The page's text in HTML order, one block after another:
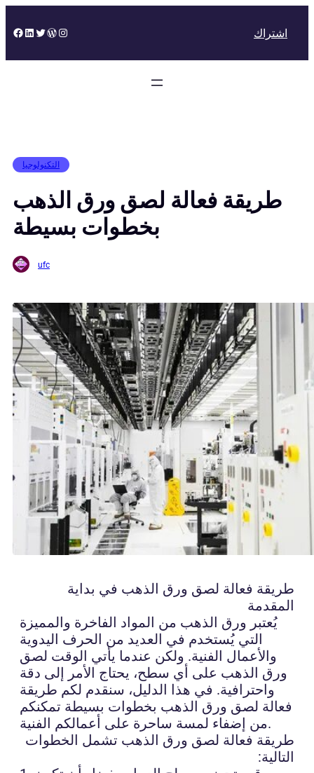
to
Facebook
LinkedIn
Twitter
WordPress
Instagram اشتراك
التكنولوجيا
طريقة فعالة لصق ورق الذهب
بخطوات بسيطة
ufc
طريقة فعالة لصق ورق الذهب في بداية
المقدمة
يُعتبر ورق الذهب من المواد الفاخرة والمميزة
التي يُستخدم في العديد من الحرف اليدوية
والأعمال الفنية. ولكن عندما يأتي الوقت لصق
ورق الذهب على أي سطح، يحتاج الأمر إلى دقة
واحترافية. في هذا الدليل، سنقدم لكم طريقة
فعالة لصق ورق الذهب بخطوات بسيطة تمكنكم
من إضفاء لمسة ساحرة على أعمالكم الفنية.
طريقة فعالة لصق ورق الذهب تشمل الخطوات
التالية: